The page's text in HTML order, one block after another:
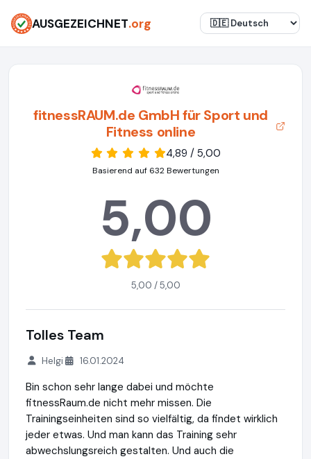
AUSGEZEICHNET.org
fitnessRAUM.de GmbH für Sport und
Fitness online
4,89 / 5,00
Basierend auf 632 Bewertungen
5,00
5,00 / 5,00
Tolles Team
Helgi 16.01.2024
Bin schon sehr lange dabei und möchte
fitnessRaum.de nicht mehr missen. Die
Trainingseinheiten sind so vielfältig, da findet wirklich
jeder etwas. Und man kann das Training sehr
abwechslungsreich gestalten. Und auch die